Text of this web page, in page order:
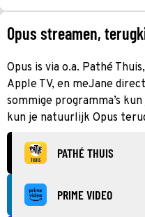
Opus streamen,
Opus is via o.a. Pathé
Apple TV, en meJane
sommige programma’s
kun je natuurlijk Opus
PATHÉ THUIS
PRIME VIDEO